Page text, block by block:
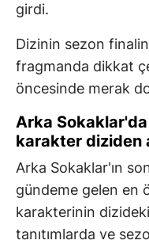
girdi.
Dizinin sezon
fragmanda dikkat
öncesinde merak
Arka Sokaklar'da
karakter diziden
Arka Sokaklar'ın
gündeme gelen en
karakterinin
tanıtımlarda ve